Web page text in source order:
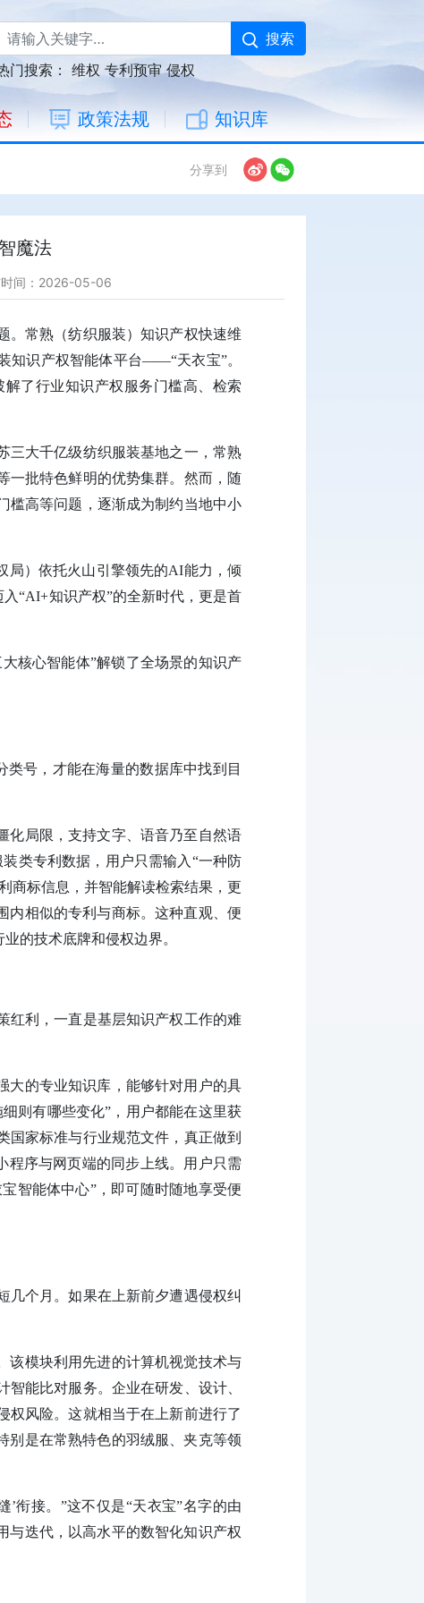
搜索
门搜索：维权 专利预审 侵权
政策法规 知识库
分享到
魔法
时间：2026-05-06
。常熟（纺织服装）知识产权快速维
知识产权智能体平台——“天衣宝”。
了行业知识产权服务门槛高、检索
三大千亿级纺织服装基地之一，常熟
一批特色鲜明的优势集群。然而，随
槛高等问题，逐渐成为制约当地中小
局）依托火山引擎领先的AI能力，倾
“AI+知识产权”的全新时代，更是首
核心智能体”解锁了全场景的知识产
号，才能在海量的数据库中找到目
化局限，支持文字、语音乃至自然语
类专利数据，用户只需输入“一种防
商标信息，并智能解读检索结果，更
内相似的专利与商标。这种直观、便
的技术底牌和侵权边界。
红利，一直是基层知识产权工作的难
大的专业知识库，能够针对用户的具
则有哪些变化”，用户都能在这里获
国家标准与行业规范文件，真正做到
程序与网页端的同步上线。用户只需
智能体中心”，即可随时随地享受便
几个月。如果在上新前夕遭遇侵权纠
该模块利用先进的计算机视觉技术与
能比对服务。企业在研发、设计、
权风险。这就相当于在上新前进行了
别是在常熟特色的羽绒服、夹克等领
’衔接。”这不仅是“天衣宝”名字的由
与迭代，以高水平的数智化知识产权